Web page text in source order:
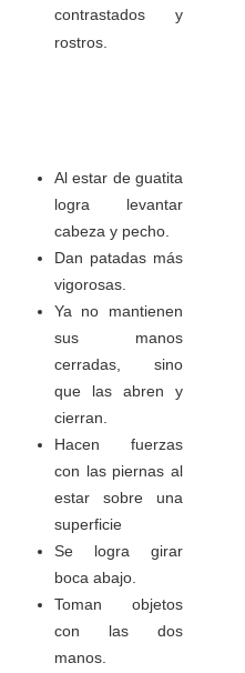
contrastados y
rostros.
Al estar de guatita
logra levantar
cabeza y pecho.
Dan patadas más
vigorosas.
Ya no mantienen
sus manos
cerradas, sino
que las abren y
cierran.
Hacen fuerzas
con las piernas al
estar sobre una
superficie
Se logra girar
boca abajo.
Toman objetos
con las dos
manos.